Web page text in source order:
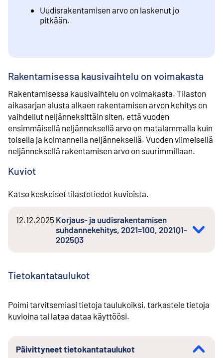
Uudisrakentamisen arvo on laskenut jo
pitkään.
Rakentamisessa kausivaihtelu on voimakasta
Rakentamisessa kausivaihtelu on voimakasta. Tilaston
aikasarjan alusta alkaen rakentamisen arvon kehitys on
vaihdellut neljänneksittäin siten, että vuoden
ensimmäisellä neljänneksellä arvo on matalammalla kuin
toisella ja kolmannella neljänneksellä. Vuoden viimeisellä
neljänneksellä rakentamisen arvo on suurimmillaan.
Kuviot
Katso keskeiset tilastotiedot kuvioista.
12.12.2025 Korjaus- ja uudisrakentamisen
suhdannekehitys, 2021=100, 2021Q1-
2025Q3
Tietokantataulukot
Poimi tarvitsemiasi tietoja taulukoiksi, tarkastele tietoja
kuvioina tai lataa dataa käyttöösi.
Päivittyneet tietokantataulukot